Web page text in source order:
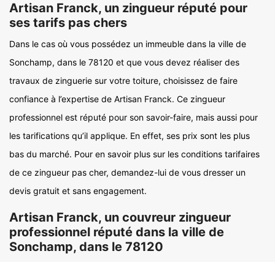
Artisan Franck, un zingueur réputé pour
ses tarifs pas chers
Dans le cas où vous possédez un immeuble dans la ville de
Sonchamp, dans le 78120 et que vous devez réaliser des
travaux de zinguerie sur votre toiture, choisissez de faire
confiance à l’expertise de Artisan Franck. Ce zingueur
professionnel est réputé pour son savoir-faire, mais aussi pour
les tarifications qu’il applique. En effet, ses prix sont les plus
bas du marché. Pour en savoir plus sur les conditions tarifaires
de ce zingueur pas cher, demandez-lui de vous dresser un
devis gratuit et sans engagement.
Artisan Franck, un couvreur zingueur
professionnel réputé dans la ville de
Sonchamp, dans le 78120